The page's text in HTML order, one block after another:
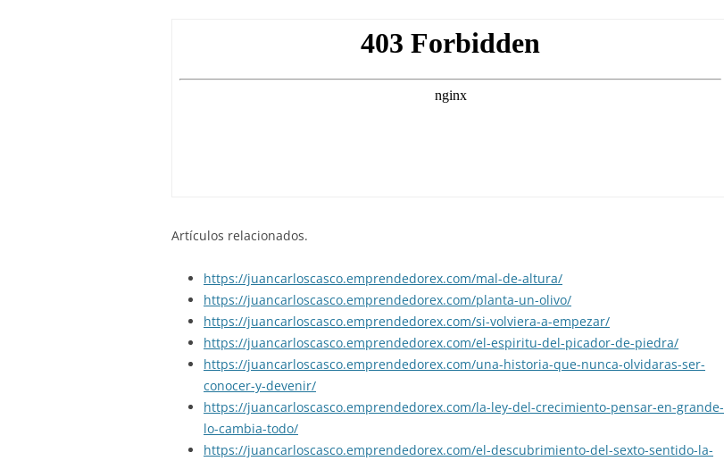
Artículos relacionados.
https://juancarloscasco.emprendedorex.com/mal-de-altura/
https://juancarloscasco.emprendedorex.com/planta-un-olivo/
https://juancarloscasco.emprendedorex.com/si-volviera-a-empezar/
https://juancarloscasco.emprendedorex.com/el-espiritu-del-picador-de-piedra/
https://juancarloscasco.emprendedorex.com/una-historia-que-nunca-olvidaras-ser-
conocer-y-devenir/
https://juancarloscasco.emprendedorex.com/la-ley-del-crecimiento-pensar-en-grande-
lo-cambia-todo/
https://juancarloscasco.emprendedorex.com/el-descubrimiento-del-sexto-sentido-la-